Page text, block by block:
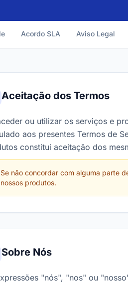
Acordo SLA Aviso Legal
Aceitação dos Termos
ou utilizar os serviços e
aos presentes Termos de
constitui aceitação dos
Se não concordar com alguma parte
nossos produtos.
Sobre Nós
"nós", "nos" ou